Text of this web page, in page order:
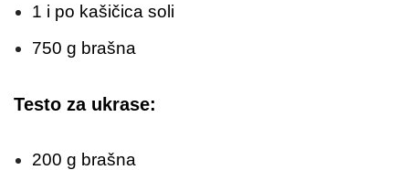
1 i po kašičica soli
750 g brašna
Testo za ukrase:
200 g brašna